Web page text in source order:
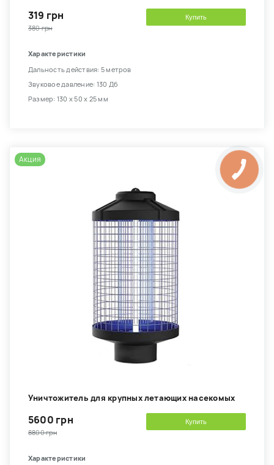
319 грн
380 грн
Купить
Характеристики
Дальность действия: 5 метров
Звуковое давление: 130 Дб
Размер: 130 х 50 х 25 мм
Акция
Уничтожитель для крупных летающих насекомых
5600 грн
8800 грн
Купить
Характеристики